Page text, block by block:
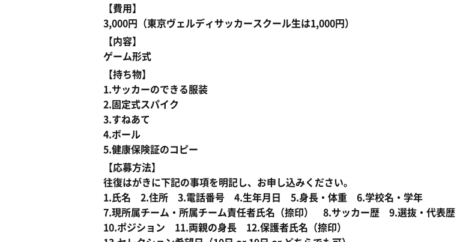
【費用】
3,000円（東京ヴェルディサッカースクール生は1,000円）
【内容】
ゲーム形式
【持ち物】
1.サッカーのできる服装
2.固定式スパイク
3.すねあて
4.ボール
5.健康保険証のコピー
【応募方法】
往復はがきに下記の事項を明記し、お申し込みください。
1.氏名 2.住所 3.電話番号 4.生年月日 5.身長・体重 6.学校名・学年
7.現所属チーム・所属チーム責任者氏名（捺印） 8.サッカー歴 9.選抜・代表歴
10.ポジション 11.両親の身長 12.保護者氏名（捺印）